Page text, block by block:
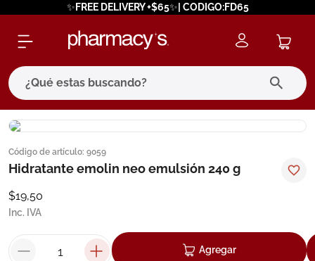
✨FREE DELIVERY +$65✨| CODIGO:FD65
¿Qué estas buscando?
Código de artículo: 9059
Hidratante emolin neo emulsión 240 g
$19,50
Inc. IVA
Agregar
términos más buscados
1. eucerin
3
cerave